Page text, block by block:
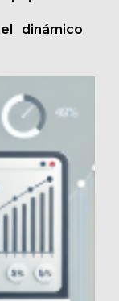
dinámico